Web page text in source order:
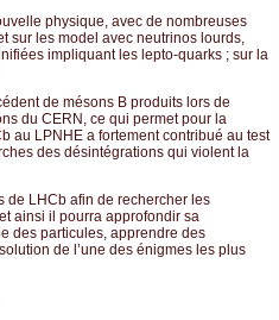
physique, avec de nombreuses
sur les model avec neutrinos lourds,
impliquant les lepto-quarks ; sur la
de mésons B produits lors de
du CERN, ce qui permet pour la
au LPNHE a fortement contribué au test
des désintégrations qui violent la
de LHCb afin de rechercher les
ainsi il pourra approfondir sa
des particules, apprendre des
de l’une des énigmes les plus